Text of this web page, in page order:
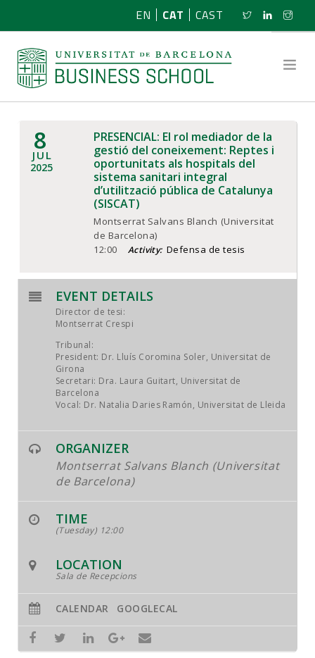
EN CAT CAST
SOBRE NOSALTRES
JOB MARKET
SEARCH SITE
8
JUL
2025
PRESENCIAL: El rol mediador de la
gestió del coneixement: Reptes i
oportunitats als hospitals del
sistema sanitari integral
d’utilització pública de Catalunya
(SISCAT)
Montserrat Salvans Blanch (Universitat
de Barcelona)
12:00
Activity: Defensa de tesis
EVENT DETAILS
Director de tesi:
Montserrat Crespi
Tribunal:
President: Dr. Lluís Coromina Soler, Universitat de
Girona
Secretari: Dra. Laura Guitart, Universitat de
Barcelona
Vocal: Dr. Natalia Daries Ramón, Universitat de Lleida
ORGANIZER
Montserrat Salvans Blanch (Universitat
de Barcelona)
TIME
(Tuesday) 12:00
LOCATION
Sala de Recepcions
CALENDAR GOOGLECAL